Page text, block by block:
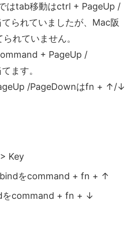
はtab移動はctrl + PageUp /
られていましたが、Mac阪
れていません。
+ PageUp /
ます。
/PageDownはfn + ↑/↓
Key
をcommand + fn + ↑
をcommand + fn + ↓